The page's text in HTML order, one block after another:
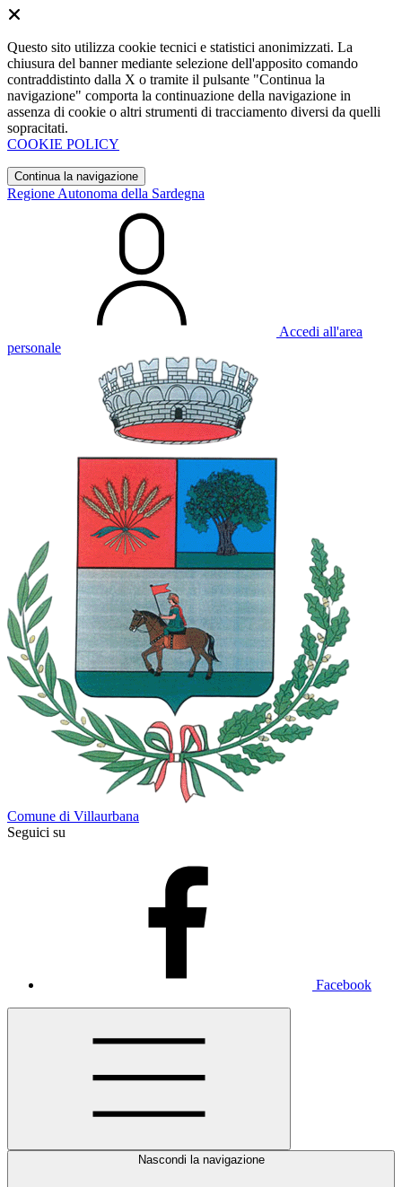
Questo sito utilizza cookie tecnici e statistici anonimizzati. La
chiusura del banner mediante selezione dell'apposito comando
contraddistinto dalla X o tramite il pulsante "Continua la
navigazione" comporta la continuazione della navigazione in
assenza di cookie o altri strumenti di tracciamento diversi da quelli
sopracitati.
COOKIE POLICY
Continua la navigazione
Regione Autonoma della Sardegna
Accedi all'area
personale
Comune di Villaurbana
Seguici su
Facebook
Nascondi la navigazione